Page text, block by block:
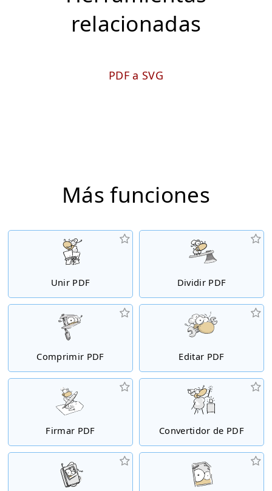
relacionadas
PDF a SVG
Más funciones
Unir PDF Dividir PDF
Comprimir PDF Editar PDF
Firmar PDF Convertidor de PDF